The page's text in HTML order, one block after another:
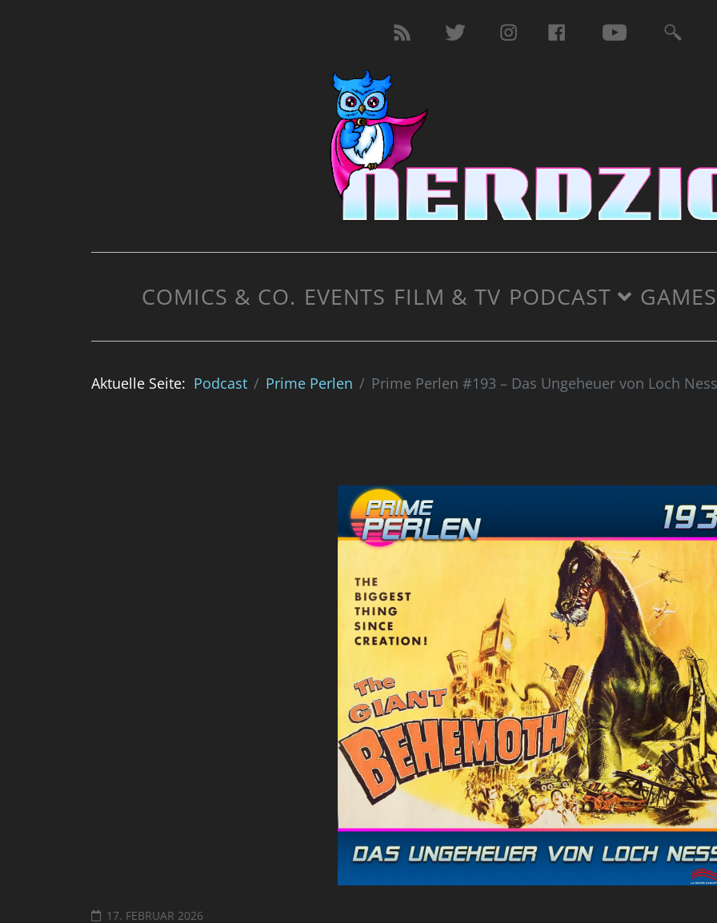
COMICS & CO. EVENTS FILM & TV PODCAST GAMES
Aktuelle Seite: Podcast Prime Perlen Prime Perlen #193 – Das Ungeheuer von Loch Ness
17. FEBRUAR 2026